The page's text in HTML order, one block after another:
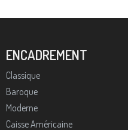
ENCADREMENT
Classique
Baroque
Moderne
Caisse Américaine